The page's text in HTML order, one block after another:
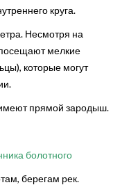
круга.
Несмотря на
посещают мелкие
которые могут
прямой зародыш.
болотного
берегам рек.